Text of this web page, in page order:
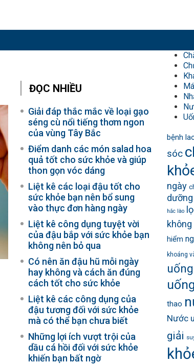
ĐỌC NHIỀU
Giải đáp thắc mắc về loại gạo
séng cù nổi tiếng thơm ngon
của vùng Tây Bắc
Điểm danh các món salad hoa
quả tốt cho sức khỏe và giúp
thon gọn vóc dáng
Liệt kê các loại đậu tốt cho
sức khỏe bạn nên bổ sung
vào thực đơn hàng ngày
Liệt kê công dụng tuyệt vời
của đậu bắp với sức khỏe bạn
không nên bỏ qua
Có nên ăn đậu hũ mỗi ngày
hay không và cách ăn đúng
cách tốt cho sức khỏe
Liệt kê các công dụng của
đậu tương đối với sức khỏe
mà có thể bạn chưa biết
Những lợi ích vượt trội của
dầu cá hồi đối với sức khỏe
khiến bạn bất ngờ
bệnh
sóc
ngày
dưỡng
hắc lào
hiểm
khoáng
thao
Nước
giải